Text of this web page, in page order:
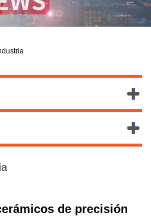
de precisión